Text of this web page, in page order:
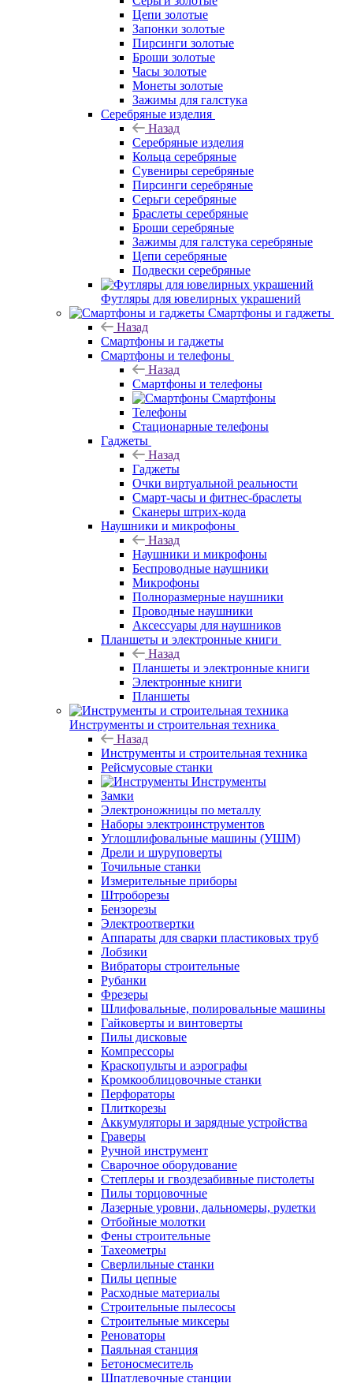
Цепи золотые
Запонки золотые
Пирсинги золотые
Броши золотые
Часы золотые
Монеты золотые
Зажимы для галстука
Серебряные изделия
Назад
Серебряные изделия
Кольца серебряные
Сувениры серебряные
Пирсинги серебряные
Серьги серебряные
Браслеты серебряные
Броши серебряные
Зажимы для галстука серебряные
Цепи серебряные
Подвески серебряные
Футляры для ювелирных украшений
Смартфоны и гаджеты
Назад
Смартфоны и гаджеты
Смартфоны и телефоны
Назад
Смартфоны и телефоны
Смартфоны
Телефоны
Стационарные телефоны
Гаджеты
Назад
Гаджеты
Очки виртуальной реальности
Смарт-часы и фитнес-браслеты
Сканеры штрих-кода
Наушники и микрофоны
Назад
Наушники и микрофоны
Беспроводные наушники
Микрофоны
Полноразмерные наушники
Проводные наушники
Аксессуары для наушников
Планшеты и электронные книги
Назад
Планшеты и электронные книги
Электронные книги
Планшеты
Инструменты и строительная техника
Назад
Инструменты и строительная техника
Рейсмусовые станки
Инструменты
Замки
Электроножницы по металлу
Наборы электроинструментов
Углошлифовальные машины (УШМ)
Дрели и шуруповерты
Точильные станки
Измерительные приборы
Штроборезы
Бензорезы
Электроотвертки
Аппараты для сварки пластиковых труб
Лобзики
Вибраторы строительные
Рубанки
Фрезеры
Шлифовальные, полировальные машины
Гайковерты и винтоверты
Пилы дисковые
Компрессоры
Краскопульты и аэрографы
Кромкооблицовочные станки
Перфораторы
Плиткорезы
Аккумуляторы и зарядные устройства
Граверы
Ручной инструмент
Сварочное оборудование
Степлеры и гвоздезабивные пистолеты
Пилы торцовочные
Лазерные уровни, дальномеры, рулетки
Отбойные молотки
Фены строительные
Тахеометры
Сверлильные станки
Пилы цепные
Расходные материалы
Строительные пылесосы
Строительные миксеры
Реноваторы
Паяльная станция
Бетоносмеситель
Шпатлевочные станции